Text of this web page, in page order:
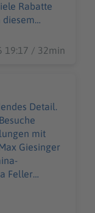
19:17 / 32min
Detail.
mit
Giesinger